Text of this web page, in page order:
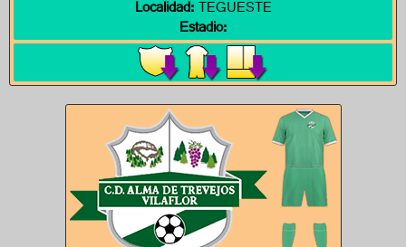
Localidad:TEGUESTE
Estadio: